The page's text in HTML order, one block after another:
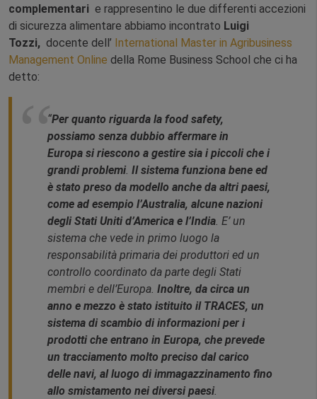
complementari e rappresentino le due differenti accezioni
di sicurezza alimentare abbiamo incontrato Luigi
Tozzi, docente dell’ International Master in Agribusiness
Management Online della Rome Business School che ci ha
detto:
“Per quanto riguarda la food safety,
possiamo senza dubbio affermare in
Europa si riescono a gestire sia i piccoli che i
grandi problemi. Il sistema funziona bene ed
è stato preso da modello anche da altri paesi,
come ad esempio l’Australia, alcune nazioni
degli Stati Uniti d’America e l’India. E’ un
sistema che vede in primo luogo la
responsabilità primaria dei produttori ed un
controllo coordinato da parte degli Stati
membri e dell’Europa. Inoltre, da circa un
anno e mezzo è stato istituito il TRACES, un
sistema di scambio di informazioni per i
prodotti che entrano in Europa, che prevede
un tracciamento molto preciso dal carico
delle navi, al luogo di immagazzinamento fino
allo smistamento nei diversi paesi.